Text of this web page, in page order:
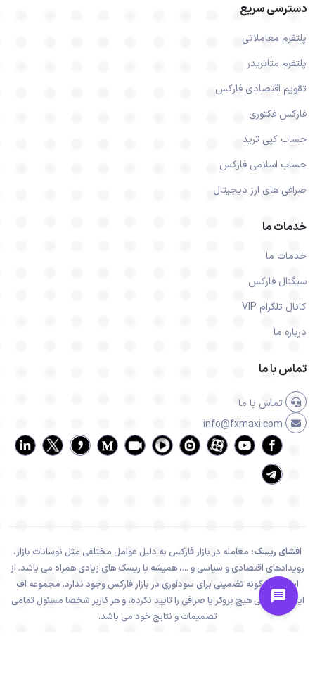
دسترسی سریع
پلتفرم معاملاتی
پلتفرم متاتریدر
تقویم اقتصادی فارکس
فارکس فکتوری
حساب کپی ترید
حساب اسلامی فارکس
صرافی های ارز دیجیتال
خدمات ما
خدمات ما
سیگنال فارکس
کانال تلگرام VIP
درباره ما
تماس با ما
تماس با ما
افشای ریسک: معامله در بازار فارکس به دلیل عوامل مختلفی مثل نوسانات بازار،
رویدادهای اقتصادی و سیاسی و ...، همیشه با ریسک های زیادی همراه می باشد. از
اینرو هیچ گونه تضمینی برای سودآوری در بازار فارکس وجود ندارد. مجموعه اف
ایکس ماکسی هیچ بروکر یا صرافی را تایید نکرده، و هر کاربر شخصا مسئول تمامی
تصمیمات و نتایج خود می باشد.